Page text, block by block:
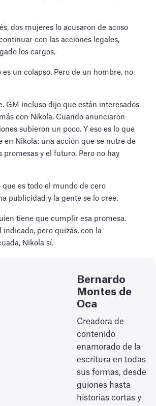
dos mujeres lo acusaron de acoso
con las acciones legales,
los cargos.
es un colapso. Pero de un hombre, no
GM incluso dijo que están interesados
con Nikola. Cuando anunciaron
subieron un poco. Y eso es lo que
en Nikola: una acción que se nutre de
promesas y el futuro. Pero no hay
que es todo el mundo de cero
publicidad y la gente se lo cree.
tiene que cumplir esa promesa.
indicado, pero quizás, con la
Nikola sí.
Bernardo
Montes de
Oca
Creadora de
contenido
enamorado de la
escritura en todas
sus formas, desde
guiones hasta
historias cortas y